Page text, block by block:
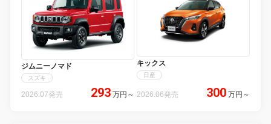
ジムニーノマド
スズキ
2026.07発売 293 万円 ～
キックス
日産
2026.06発売 300 万円 ～